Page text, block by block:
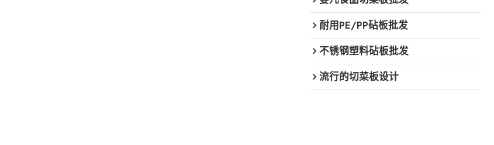
耐用PE/PP砧板批发
不锈钢塑料砧板批发
流行的切菜板设计